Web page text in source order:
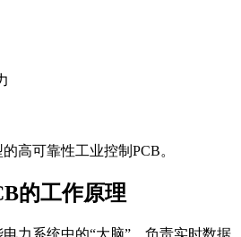
高可靠性工业控制PCB。
的工作原理
力系统中的“大脑”，负责实时数据